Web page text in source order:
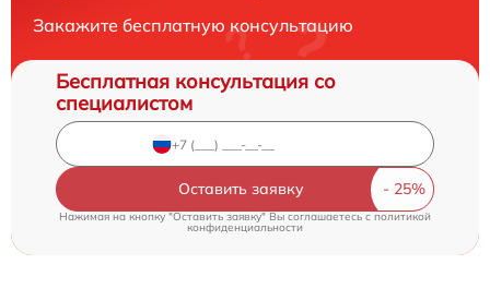
Закажите бесплатную консультацию
Бесплатная консультация со
специалистом
Оставить заявку
Нажимая на кнопку "Оставить заявку" Вы соглашаетесь c политикой
конфиденциальности